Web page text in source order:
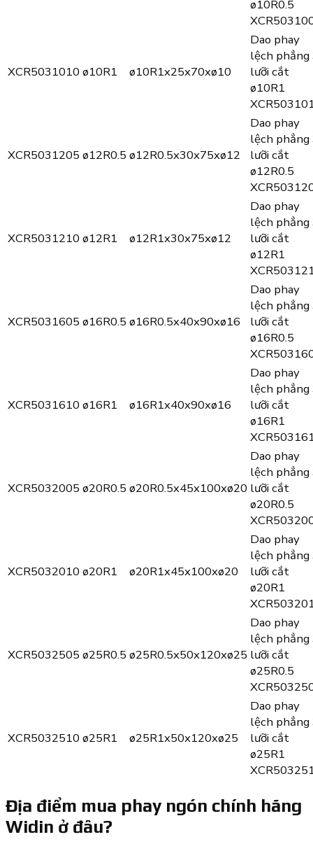
ø10R0.5
XCR5031010 ø10R1 ø10R1x25x70xø10
Dao phay
lệch phẳng
lưỡi cắt
ø10R1
XCR5031205 ø12R0.5 ø12R0.5x30x75xø12
Dao phay
lệch phẳng
lưỡi cắt
ø12R0.5
XCR5031210 ø12R1 ø12R1x30x75xø12
Dao phay
lệch phẳng
lưỡi cắt
ø12R1
XCR5031605 ø16R0.5 ø16R0.5x40x90xø16
Dao phay
lệch phẳng
lưỡi cắt
ø16R0.5
XCR5031610 ø16R1 ø16R1x40x90xø16
Dao phay
lệch phẳng
lưỡi cắt
ø16R1
XCR5032005 ø20R0.5 ø20R0.5x45x100xø20
Dao phay
lệch phẳng
lưỡi cắt
ø20R0.5
XCR5032010 ø20R1 ø20R1x45x100xø20
Dao phay
lệch phẳng
lưỡi cắt
ø20R1
XCR5032505 ø25R0.5 ø25R0.5x50x120xø25
Dao phay
lệch phẳng
lưỡi cắt
ø25R0.5
XCR5032510 ø25R1 ø25R1x50x120xø25
Dao phay
lệch phẳng
lưỡi cắt
ø25R1
Địa điểm mua phay ngón chính hãng
Widin ở đâu?